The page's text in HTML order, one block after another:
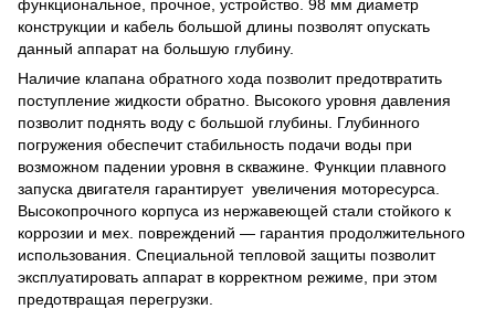
функциональное, прочное, устройство. 98 мм диаметр
конструкции и кабель большой длины позволят опускать
данный аппарат на большую глубину.
Наличие клапана обратного хода позволит предотвратить
поступление жидкости обратно. Высокого уровня давления
позволит поднять воду с большой глубины. Глубинного
погружения обеспечит стабильность подачи воды при
возможном падении уровня в скважине. Функции плавного
запуска двигателя гарантирует увеличения моторесурса.
Высокопрочного корпуса из нержавеющей стали стойкого к
коррозии и мех. повреждений ― гарантия продолжительного
использования. Специальной тепловой защиты позволит
эксплуатировать аппарат в корректном режиме, при этом
предотвращая перегрузки.